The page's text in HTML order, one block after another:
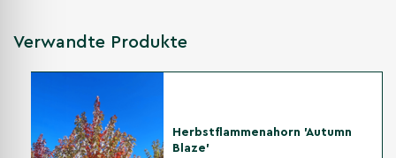
Verwandte Produkte
Herbstflammenahorn 'Autumn
Blaze'